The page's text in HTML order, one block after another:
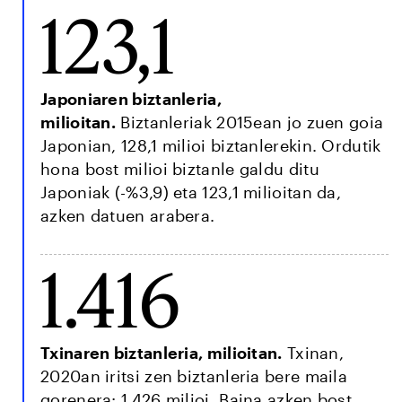
123,1
Japoniaren biztanleria,
milioitan. Biztanleriak 2015ean jo zuen goia
Japonian, 128,1 milioi biztanlerekin. Ordutik
hona bost milioi biztanle galdu ditu
Japoniak (-%3,9) eta 123,1 milioitan da,
azken datuen arabera.
1.416
Txinaren biztanleria, milioitan. Txinan,
2020an iritsi zen biztanleria bere maila